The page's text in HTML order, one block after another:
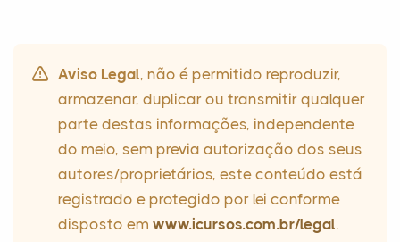
Aviso Legal, não é permitido reproduzir,
armazenar, duplicar ou transmitir qualquer
parte destas informações, independente
do meio, sem previa autorização dos seus
autores/proprietários, este conteúdo está
registrado e protegido por lei conforme
disposto em www.icursos.com.br/legal.